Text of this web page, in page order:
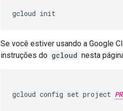
gcloud init
Se você estiver usando a Google
instruções do gcloud nesta
gcloud config set project